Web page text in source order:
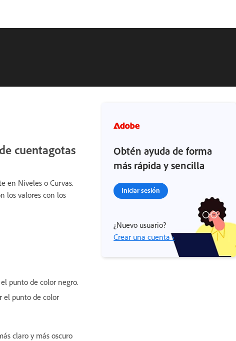
cuentagotas
en Niveles o Curvas.
los valores con los
punto de color negro.
el punto de color
claro y más oscuro
Obtén ayuda de forma
más rápida y sencilla
Iniciar sesión
¿Nuevo usuario?
Crear una cuenta ›